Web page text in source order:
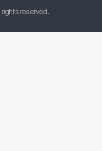
reserved.